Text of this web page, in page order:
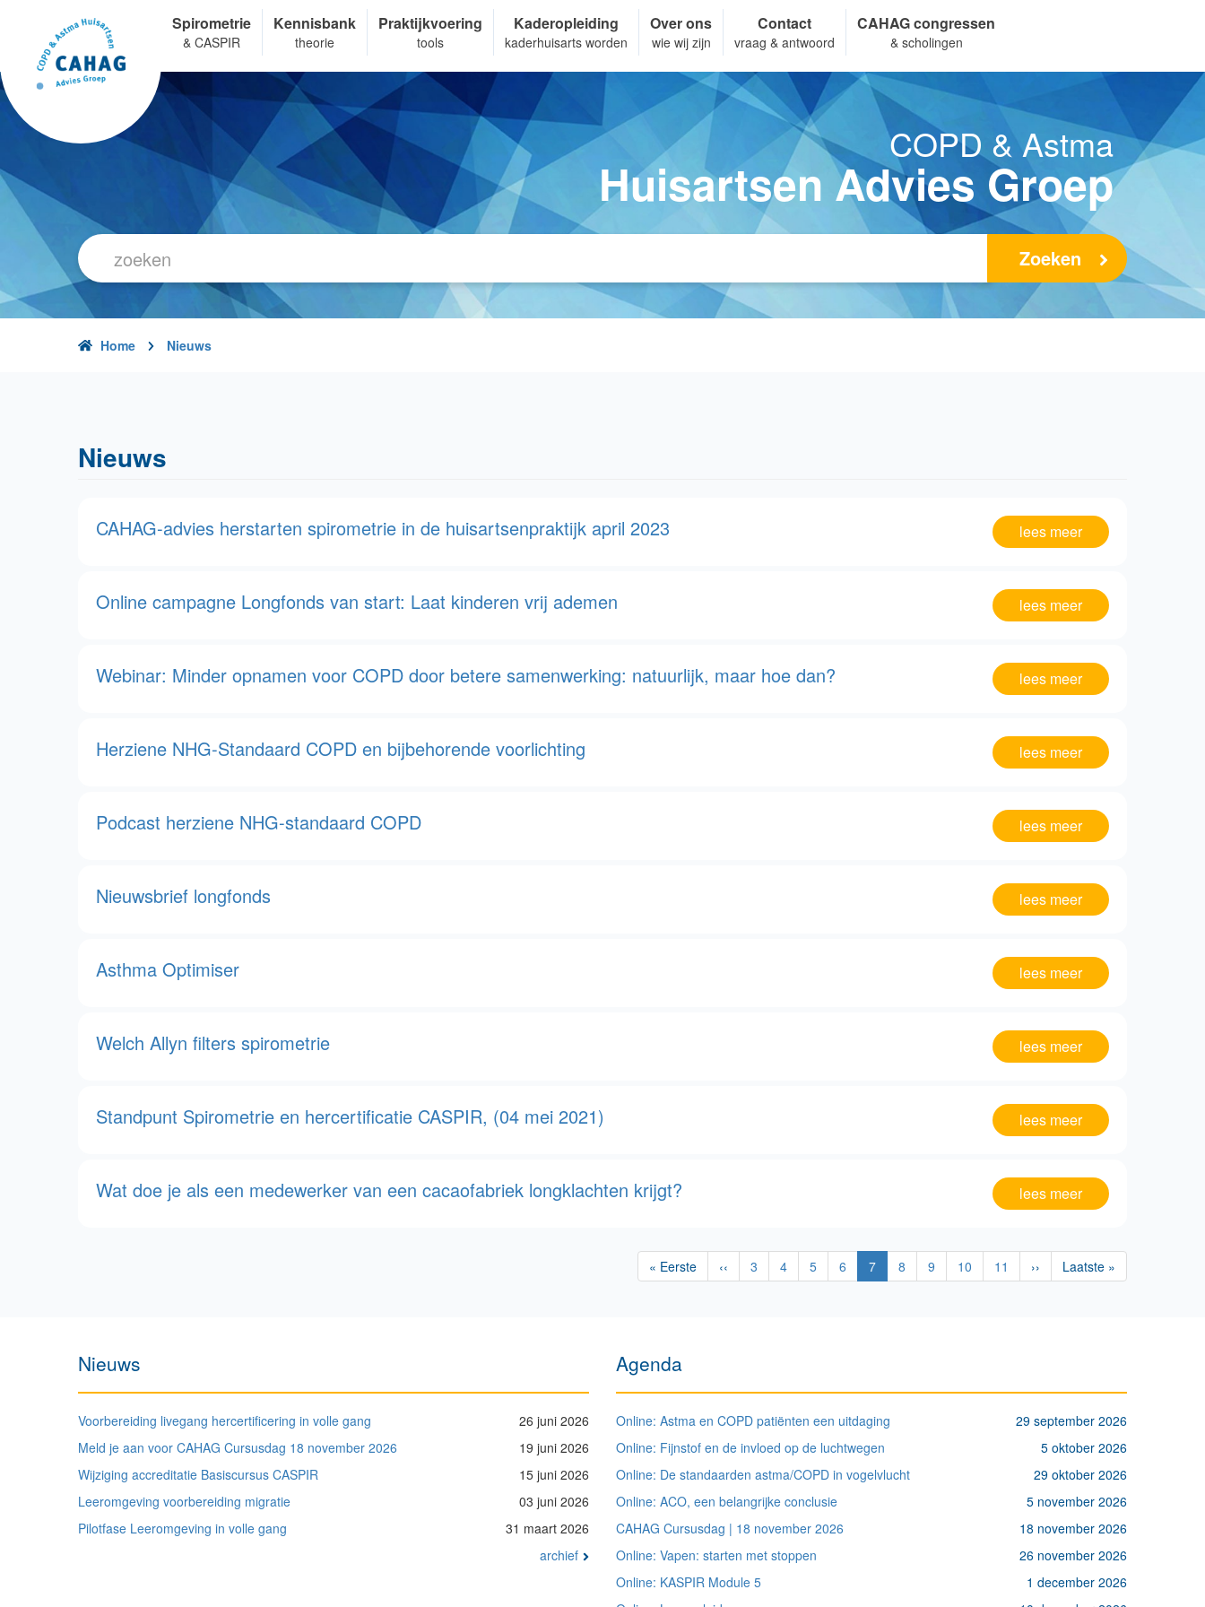
inhoud
gaan
Spirometrie
& CASPIR
Kennisbank
theorie
Praktijkvoering
tools
Kaderopleiding
kaderhuisarts worden
Over ons
wie wij zijn
Contact
vraag & antwoord
CAHAG congressen
& scholingen
COPD & Astma
Huisartsen Advies Groep
Zoeken
Home Nieuws
Nieuws
CAHAG-advies herstarten spirometrie in de huisartsenpraktijk april 2023 lees meer
Online campagne Longfonds van start: Laat kinderen vrij ademen lees meer
Webinar: Minder opnamen voor COPD door betere samenwerking: natuurlijk, maar hoe dan? lees meer
Herziene NHG-Standaard COPD en bijbehorende voorlichting lees meer
Podcast herziene NHG-standaard COPD lees meer
Nieuwsbrief longfonds lees meer
Asthma Optimiser lees meer
Welch Allyn filters spirometrie lees meer
Standpunt Spirometrie en hercertificatie CASPIR, (04 mei 2021) lees meer
Wat doe je als een medewerker van een cacaofabriek longklachten krijgt? lees meer
Eerste
pagina
« Eerste
Vorige
pagina
‹‹ Pagina
3 Pagina
4 Pagina
5 Pagina
6
Huidige
pagina
7 Pagina
8 Pagina
9 Pagina
10 Pagina
11
Volgende
pagina
››
Laatste
pagina
Laatste »
Nieuws
Voorbereiding livegang hercertificering in volle gang
26 juni 2026
Meld je aan voor CAHAG Cursusdag 18 november 2026
19 juni 2026
Wijziging accreditatie Basiscursus CASPIR
15 juni 2026
Leeromgeving voorbereiding migratie
03 juni 2026
Pilotfase Leeromgeving in volle gang
31 maart 2026
archief
Agenda
Online: Astma en COPD patiënten een uitdaging
29 september 2026
Online: Fijnstof en de invloed op de luchtwegen
5 oktober 2026
Online: De standaarden astma/COPD in vogelvlucht
29 oktober 2026
Online: ACO, een belangrijke conclusie
5 november 2026
CAHAG Cursusdag | 18 november 2026
18 november 2026
Online: Vapen: starten met stoppen
26 november 2026
Online: KASPIR Module 5
1 december 2026